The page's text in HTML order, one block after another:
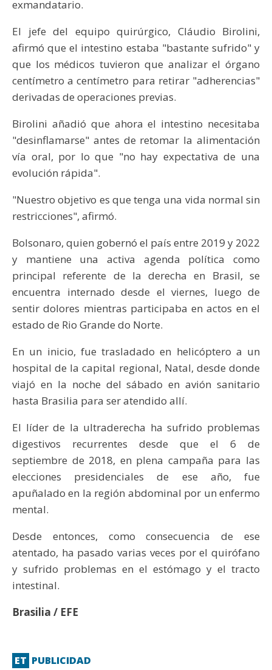
exmandatario.
El jefe del equipo quirúrgico, Cláudio Birolini,
afirmó que el intestino estaba "bastante sufrido" y
que los médicos tuvieron que analizar el órgano
centímetro a centímetro para retirar "adherencias"
derivadas de operaciones previas.
Birolini añadió que ahora el intestino necesitaba
"desinflamarse" antes de retomar la alimentación
vía oral, por lo que "no hay expectativa de una
evolución rápida".
"Nuestro objetivo es que tenga una vida normal sin
restricciones", afirmó.
Bolsonaro, quien gobernó el país entre 2019 y 2022
y mantiene una activa agenda política como
principal referente de la derecha en Brasil, se
encuentra internado desde el viernes, luego de
sentir dolores mientras participaba en actos en el
estado de Rio Grande do Norte.
En un inicio, fue trasladado en helicóptero a un
hospital de la capital regional, Natal, desde donde
viajó en la noche del sábado en avión sanitario
hasta Brasilia para ser atendido allí.
El líder de la ultraderecha ha sufrido problemas
digestivos recurrentes desde que el 6 de
septiembre de 2018, en plena campaña para las
elecciones presidenciales de ese año, fue
apuñalado en la región abdominal por un enfermo
mental.
Desde entonces, como consecuencia de ese
atentado, ha pasado varias veces por el quirófano
y sufrido problemas en el estómago y el tracto
intestinal.
Brasilia / EFE
ET PUBLICIDAD